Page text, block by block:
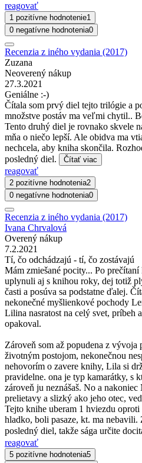
reagovať
1 pozitívne hodnotenie1
0 negatívne hodnotenia0
Recenzia z iného vydania (2017)
Zuzana
Neoverený nákup
27.3.2021
Geniálne :-)
Čítala som prvý diel tejto trilógie a
množstve postáv ma veľmi chytil..
Tento druhý diel je rovnako skvele
mňa o niečo lepší. Ale obidva ma
nechcela, aby kniha skončila.
posledný diel.
Čítať viac
reagovať
2 pozitívne hodnotenia2
0 negatívne hodnotenia0
Recenzia z iného vydania (2017)
Ivana Chrvalová
Overený nákup
7.2.2021
Tí, čo odchádzajú - tí, čo zostávajú
Mám zmiešané pocity... Po
uplynuli aj s knihou roky, dej totiž
časti a posúva sa podstatne ďalej.
nekonečné myšlienkové pochody
Lilina nasratost na celý svet, príbeh
opakoval.
Zároveň som až popudena z vývoja
životným postojom, nekonečnou
nehovorím o zavere knihy, Lila si
pravidelne. ona je typ kamarátky, s
zároveň ju neznášaš. No a
prelietavy a slizký ako jeho otec,
Tejto knihe uberam 1 hviezdu
hladko, boli pasaze, kt. ma nebavili.
posledný diel, takže sága určite
reagovať
5 pozitívne hodnotenia5